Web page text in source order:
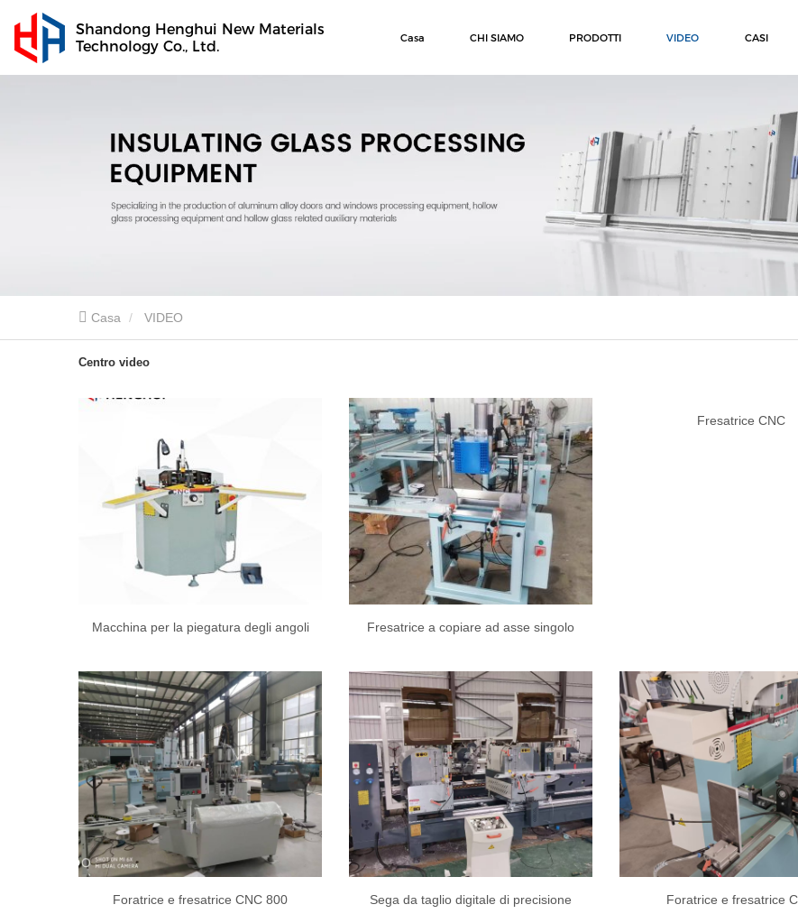
Shandong Henghui New Materials
Technology Co., Ltd.
Casa CHI SIAMO PRODOTTI VIDEO CASI
Casa VIDEO
Centro video
Macchina per la piegatura degli angoli Fresatrice a copiare ad asse singolo
Fresatrice CNC
Foratrice e fresatrice CNC 800 Sega da taglio digitale di precisione Foratrice e fresatrice